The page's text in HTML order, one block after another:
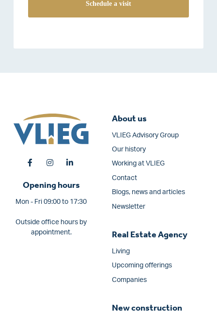
Opening hours
Mon - Fri 09:00 to 17:30
Outside office hours by
appointment.
About us
VLIEG Advisory Group
Our history
Working at VLIEG
Contact
Blogs, news and articles
Newsletter
Real Estate Agency
Living
Upcoming offerings
Companies
New construction